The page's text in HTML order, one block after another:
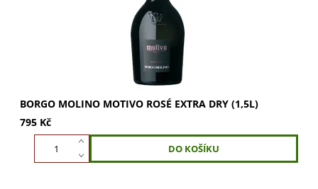
BORGO MOLINO MOTIVO ROSÉ EXTRA DRY (1,5L)
795 Kč